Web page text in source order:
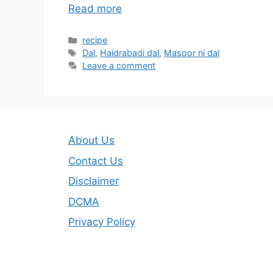
Read more
Categories
recipe
Tags
Dal, Haidrabadi dal, Masoor ni dal
Leave a comment
About Us
Contact Us
Disclaimer
DCMA
Privacy Policy